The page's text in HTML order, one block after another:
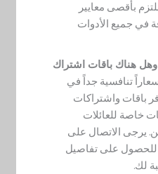
بأقصى معايير
في جميع الأدوات
هناك باقات اشتراك
تنافسية جداً في
باقات واشتراكات
خاصة للعائلات
يرجى الاتصال على
للحصول على تفاصيل
لك.